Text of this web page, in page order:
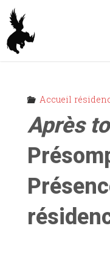
Skip
content
Accueil
Après